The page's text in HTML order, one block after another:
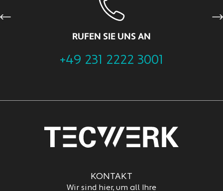
RUFEN SIE UNS AN
+49 231 2222 3001
Previous
KONTAKT
Wir sind hier, um all Ihre